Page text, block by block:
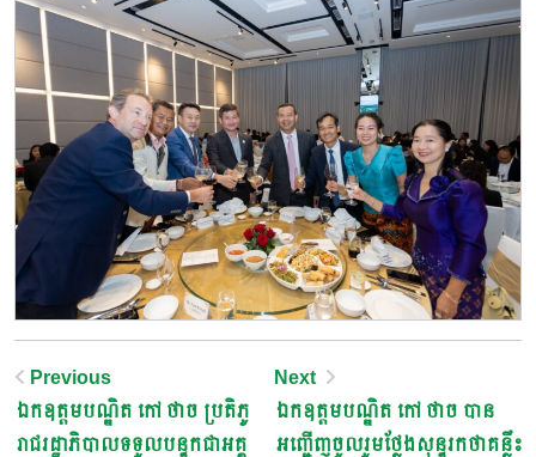
Post
Navigation
Previous
ឯកឧត្តមបណ្ឌិត កៅ ថាច ប្រតិភូ
រាជរដ្ឋាភិបាលទទួលបន្ទុកជាអគ្គ
Next
ឯកឧត្តមបណ្ឌិត កៅ ថាច បាន
អញ្ជើញចូលរួមថ្លែងសុន្ទរកថាគន្លឹះ